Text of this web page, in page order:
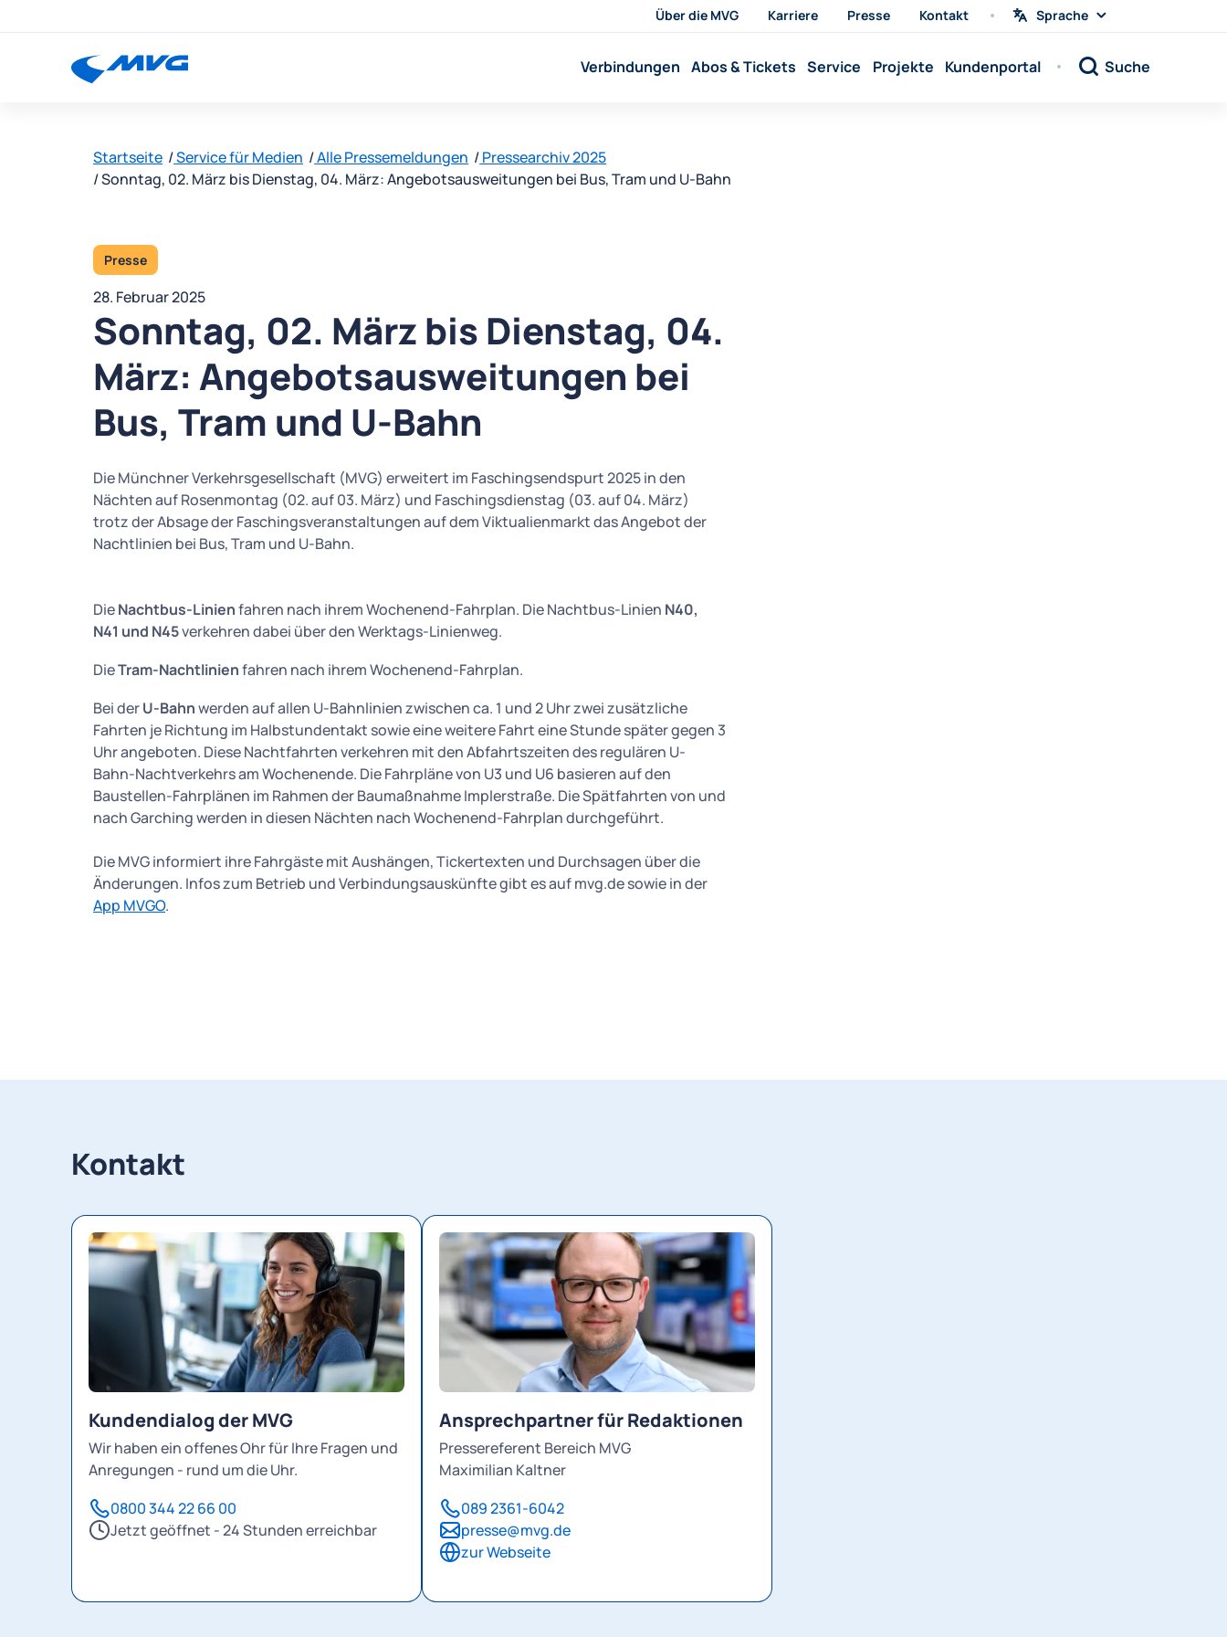
Über die MVG Karriere Presse Kontakt
Sprache
Sprache
Verbindungen Abos & Tickets Service Projekte Kundenportal Suche
Startseite Service für Medien Alle Pressemeldungen
Pressearchiv 2025
Sonntag, 02. März bis Dienstag, 04. März: Angebotsausweitungen bei Bus, Tram und U-Bahn
Presse
28. Februar 2025
Sonntag, 02. März bis Dienstag, 04.
März: Angebotsausweitungen bei
Bus, Tram und U-Bahn
Die Münchner Verkehrsgesellschaft (MVG) erweitert im Faschingsendspurt 2025 in den
Nächten auf Rosenmontag (02. auf 03. März) und Faschingsdienstag (03. auf 04. März)
trotz der Absage der Faschingsveranstaltungen auf dem Viktualienmarkt das Angebot der
Nachtlinien bei Bus, Tram und U-Bahn.
DieNachtbus-Linienfahren nach ihrem Wochenend-Fahrplan. Die Nachtbus-Linien N40,
N41 und N45verkehren dabei über den Werktags-Linienweg.
DieTram-Nachtlinienfahren nach ihrem Wochenend-Fahrplan.
Bei derU-Bahnwerden auf allen U-Bahnlinien zwischen ca. 1 und 2 Uhr zwei zusätzliche
Fahrten je Richtung im Halbstundentakt sowie eine weitere Fahrt eine Stunde später gegen 3
Uhr angeboten. Diese Nachtfahrten verkehren mit den Abfahrtszeiten des regulären U-
Bahn-Nachtverkehrs am Wochenende. Die Fahrpläne von U3 und U6 basieren auf den
Baustellen-Fahrplänen im Rahmen der Baumaßnahme Implerstraße. Die Spätfahrten von und
nach Garching werden in diesen Nächten nach Wochenend-Fahrplan durchgeführt.
Die MVG informiert ihre Fahrgäste mit Aushängen, Tickertexten und Durchsagen über die
Änderungen. Infos zum Betrieb und Verbindungsauskünfte gibt es auf mvg.de sowie in der
App MVGO.
Kontakt
Kundendialog der MVG
Wir haben ein offenes Ohr für Ihre Fragen und
Anregungen - rund um die Uhr.
0800 344 22 66 00
Jetzt geöffnet - 24 Stunden erreichbar
Ansprechpartner für Redaktionen
Pressereferent Bereich MVG
Maximilian Kaltner
089 2361-6042
presse@mvg.de
zur Webseite